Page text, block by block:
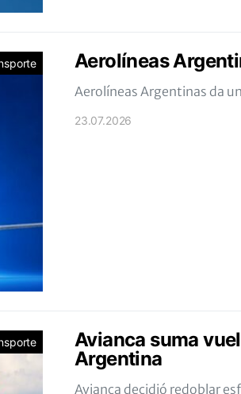
Aerolíneas
Aerolíneas Argentinas da
23.07.2026
Avianca suma
Argentina
Avianca decidió redoblar